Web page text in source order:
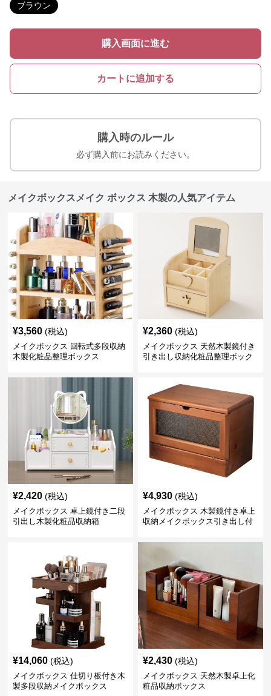
ブラウン
購入画面に進む
カートに追加する
購入時のルール
必ず購入前にお読みください。
メイクボックスメイク ボックス 木製の人気アイテム
¥3,560 (税込)
メイクボックス 回転式多段収納
木製化粧品整理ボックス
¥2,360 (税込)
メイクボックス 天然木製鏡付き
引き出し収納化粧品整理ボック
¥2,420 (税込)
メイクボックス 卓上鏡付き二段
引出し木製化粧品収納箱
¥4,930 (税込)
メイクボックス 木製鏡付き卓上
収納メイクボックス引き出し付
¥14,060 (税込)
メイクボックス 仕切り板付き木
製多段収納メイクボックス
¥2,430 (税込)
メイクボックス 天然木製卓上化
粧品収納ボックス